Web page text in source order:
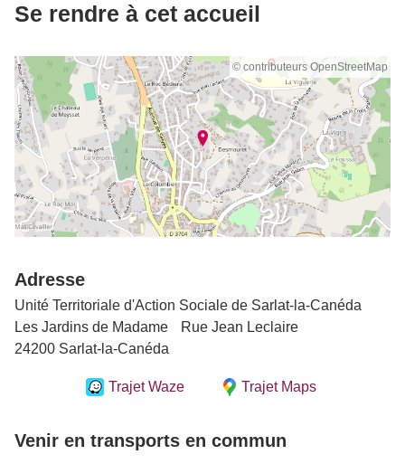
Se rendre à cet accueil
© contributeurs OpenStreetMap
Adresse
Unité Territoriale d'Action Sociale de Sarlat-la-Canéda
Les Jardins de Madame Rue Jean Leclaire
24200 Sarlat-la-Canéda
Trajet Waze Trajet Maps
Venir en transports en commun